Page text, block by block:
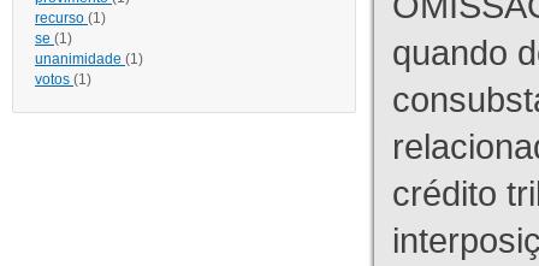
recurso (1)
se (1)
unanimidade (1)
votos (1)
quando
crédito